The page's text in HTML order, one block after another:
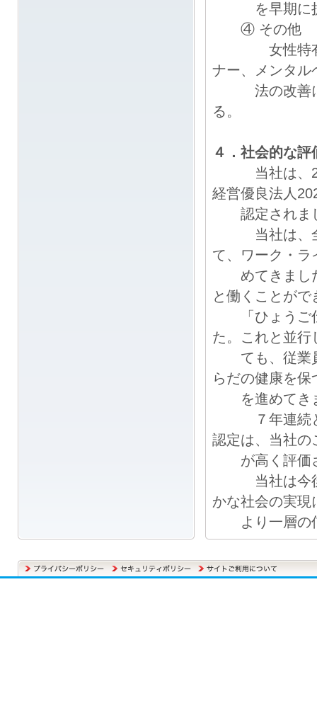
を早期に捉
④ その他
女性特有の
ナー、メンタル
法の改善によ
る。
４．社会的な
当社は、
経営優良法人
認定されま
当社は、全社
て、ワーク・ラ
めてきました
と働くことが
「ひょうご仕
た。これと並行
ても、従業員
らだの健康を
を進めてき
７年連続とな
認定は、当社の
が高く評価さ
当社は今後も
かな社会の実現
より一層の信